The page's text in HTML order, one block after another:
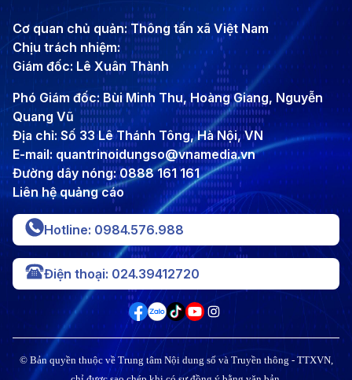
Cơ quan chủ quản: Thông tấn xã Việt Nam
Chịu trách nhiệm:
Giám đốc: Lê Xuân Thành
Phó Giám đốc: Bùi Minh Thu, Hoàng Giang, Nguyễn
Quang Vũ
Địa chỉ: Số 33 Lê Thánh Tông, Hà Nội, VN
E-mail: quantrinoidungso@vnamedia.vn
Đường dây nóng: 0888 161 161
Liên hệ quảng cáo
Hotline: 0984.576.988
Điện thoại: 024.39412720
© Bản quyền thuộc về Trung tâm Nội dung số và Truyền thông - TTXVN,